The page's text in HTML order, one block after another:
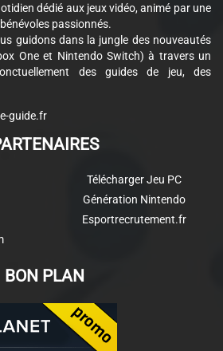
dédié aux jeux vidéo, animé par une
passionnés.
guidons dans la jungle des nouveautés
One et Nintendo Switch) à travers un
des guides de jeu, des
guide.fr
Télécharger Jeu PC
Génération Nintendo
Esportrecrutement.fr
BON PLAN